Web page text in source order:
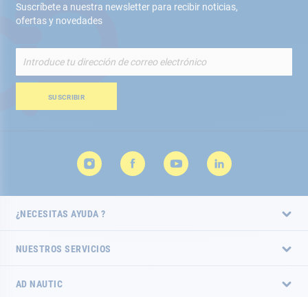
Suscríbete a nuestra newsletter para recibir noticias,
ofertas y novedades
nuestro
de
SUSCRIBIR
¿NECESITAS AYUDA ?
NUESTROS SERVICIOS
AD NAUTIC